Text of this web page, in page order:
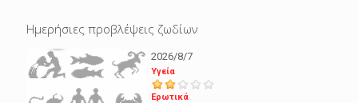
Ημερήσιες προβλέψεις ζωδίων
2026/8/7
Υγεία
Ερωτικά